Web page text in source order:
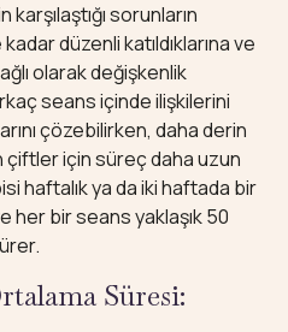
sorunların
düzenli katıldıklarına ve
olarak değişkenlik
seans içinde ilişkilerini
çözebilirken, daha derin
için süreç daha uzun
haftalık ya da iki haftada bir
her bir seans yaklaşık 50
Süresi: